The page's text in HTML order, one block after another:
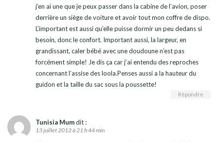
j’en ai une que je peux passer dans la cabine de l’avion, poser
derrière un siège de voiture et avoir tout mon coffre de dispo.
L’important est aussi qu’elle puisse dormir un peu dedans si
besoin, donc le confort. Important aussi, la largeur, en
grandissant, caler bébé avec une doudoune n’est pas
forcément simple! Je dis ça car j’ai entendu des reproches
concernant l’assise des loola.Penses aussi a la hauteur du
guidon et la taille du sac sous la poussette!
Répondre
Tunisia Mumdit :
13 juillet 2012 à 21 h 44 min